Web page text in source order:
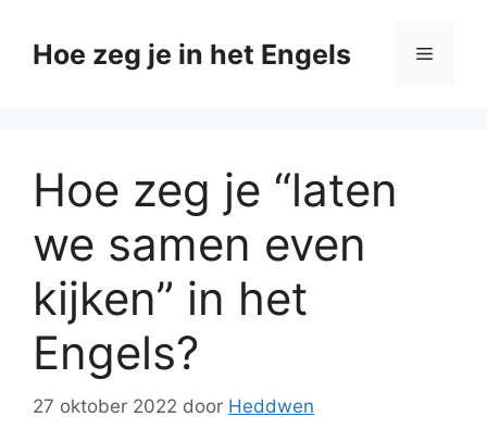
naarHoe zeg je in het Engels Menu
Hoe zeg je “laten
we samen even
kijken” in het
Engels?
27 oktober 2022 door Heddwen